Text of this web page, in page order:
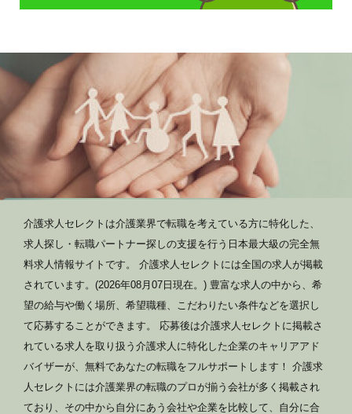
介護求人セレクトは介護業界で転職を考えている方に特化した、
求人探し・転職パートナー探しの支援を行う日本最大級の完全無
料求人情報サイトです。 介護求人セレクトには全国の求人が掲載
されています。(2026年08月07日現在。) 豊富な求人の中から、希
望の給与や働く場所、希望職種、こだわりたい条件などを選択し
て応募することができます。 応募後は介護求人セレクトに掲載さ
れている求人を取り扱う介護求人に特化した企業のキャリアアド
バイザーが、無料であなたの転職をフルサポートします！ 介護求
人セレクトには介護業界の転職のプロが揃う会社が多く掲載され
ており、その中から自分にあう会社や企業を比較して、自分に合